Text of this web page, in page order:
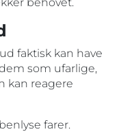
faktisk kan have
som ufarlige,
kan reagere
farer.